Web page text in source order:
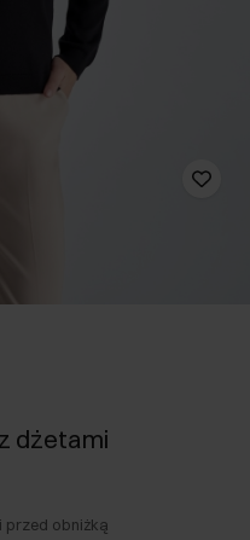
dżetami
przed obniżką